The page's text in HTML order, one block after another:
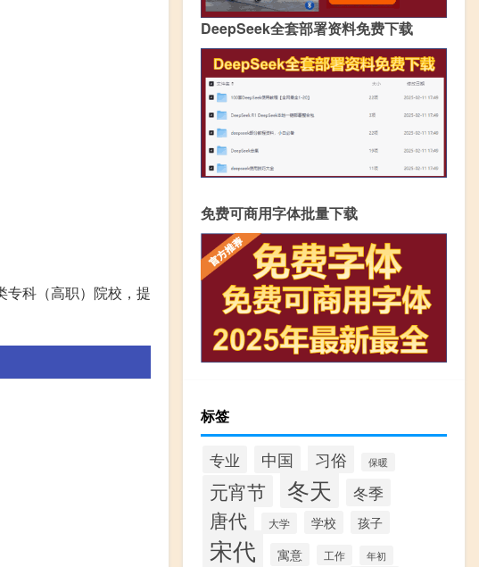
专科（高职）院校，提
DeepSeek全套部署资料免费下载
免费可商用字体批量下载
标签
专业 中国 习俗 保暖
元宵节 冬天 冬季
唐代 大学 学校 孩子
宋代 寓意 工作 年初